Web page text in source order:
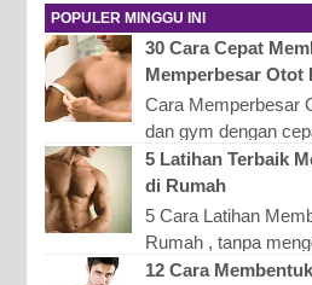
POPULER MINGGU INI
30 Cara Cepat
Memperbesar Otot
Cara Memperbesar
dan gym dengan
lengan (biceps)
tentu membuat nila...
5 Latihan Terbaik
di Rumah
5 Cara Latihan
Rumah , tanpa
harus ke Gym -
12 Cara